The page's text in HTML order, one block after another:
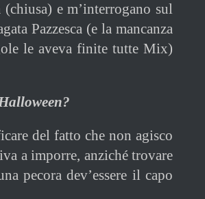
e m’interrogano sul
Pazzesca (e la mancanza
le aveva finite tutte Mix)
del fatto che non agisco
a imporre, anziché trovare
pecora dev’essere il capo